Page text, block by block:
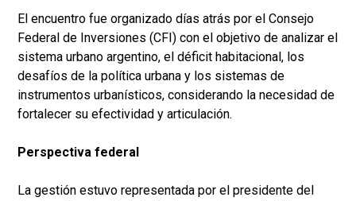
El encuentro fue organizado días atrás por el Consejo
Federal de Inversiones (CFI) con el objetivo de analizar el
sistema urbano argentino, el déficit habitacional, los
desafíos de la política urbana y los sistemas de
instrumentos urbanísticos, considerando la necesidad de
fortalecer su efectividad y articulación.
Perspectiva federal
La gestión estuvo representada por el presidente del